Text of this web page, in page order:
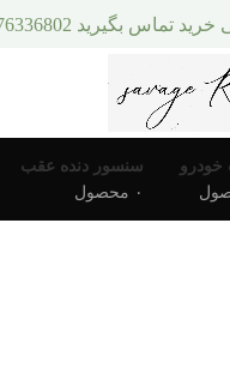
خودرو
سنسور دنده عقب
۰ محصول
بگیرید 09376336802